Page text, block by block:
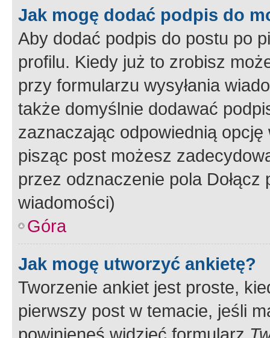
Jak mogę dodać podpis do
Aby dodać podpis do postu po
profilu. Kiedy już to zrobisz
przy formularzu wysyłania
także domyślnie dodawać
zaznaczając odpowiednią
pisząc post możesz
przez odznaczenie pola
wiadomości)
Góra
Jak mogę utworzyć ankietę?
Tworzenie ankiet jest proste,
pierwszy post w temacie, jeśli